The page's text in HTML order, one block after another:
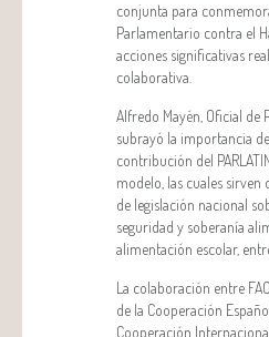
conjunta para
Parlamentario contra el
acciones significativas
colaborativa.
Alfredo Mayén, Oficial de
subrayó la importancia
contribución del
modelo, las cuales
de legislación nacional
seguridad y soberanía
alimentación escolar,
La colaboración entre
de la Cooperación
Cooperación